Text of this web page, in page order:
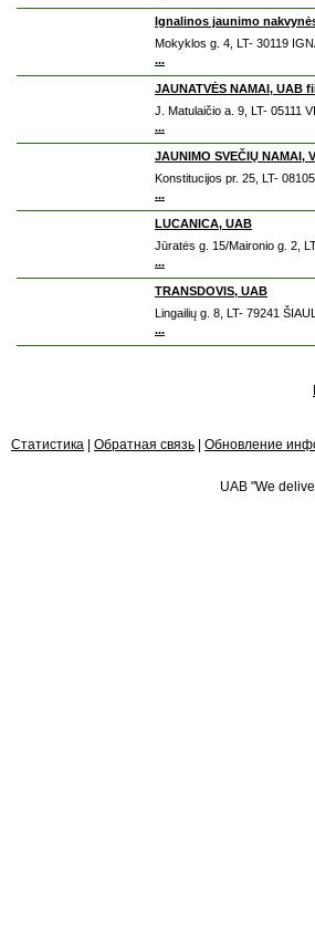
Ignalinos jaunimo
Mokyklos g. 4, LT- 30119
...
JAUNATVĖS NAMAI, UAB
J. Matulaičio a. 9, LT- 05111
...
JAUNIMO SVEČIŲ NAMAI,
Konstitucijos pr. 25, LT-
...
LUCANICA, UAB
Jūratės g. 15/Maironio g. 2,
...
TRANSDOVIS, UAB
Lingailių g. 8, LT- 79241
...
Статистика Обратная связь Обновление
UAB "We